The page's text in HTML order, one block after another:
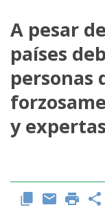
La ONU-DH en
Vacantes ONU-DH
ONU-DH en el
A pesar
países
personas
y